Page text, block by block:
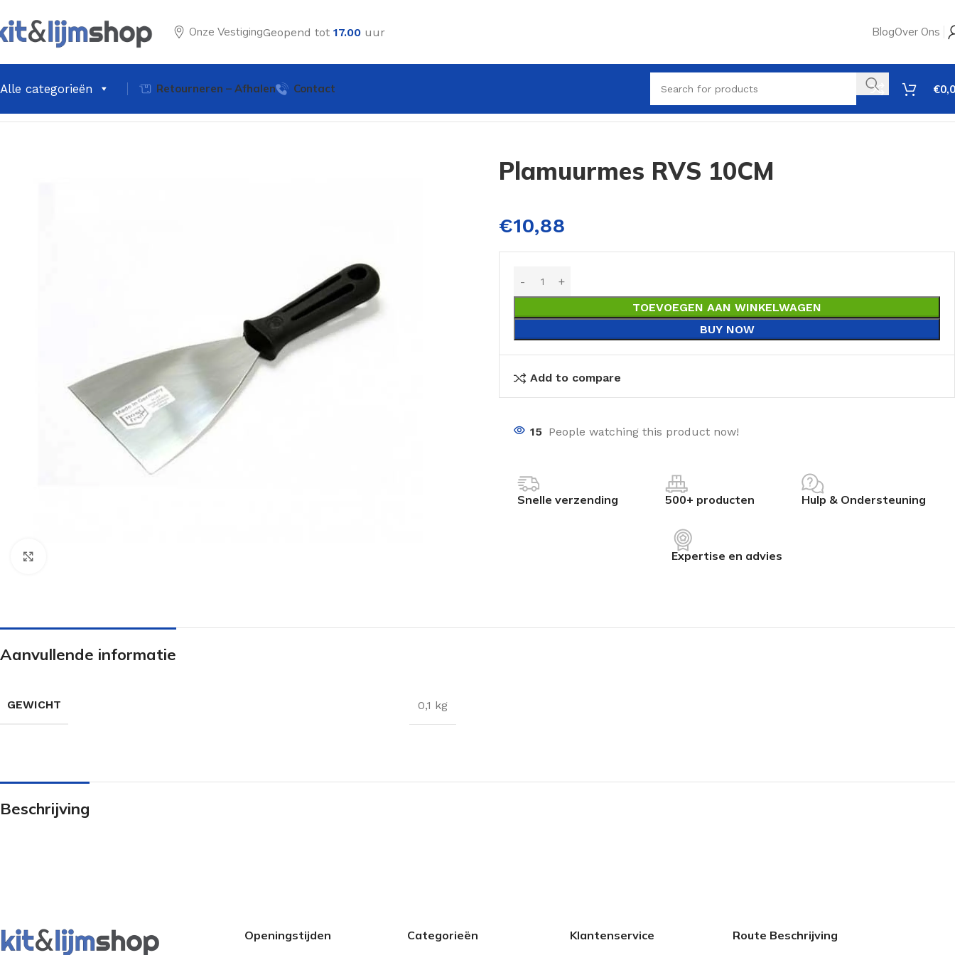
Onze VestigingGeopend tot 17.00 uur BlogOver Ons
Alle categorieën Retourneren – Afhalen Contact €
Plamuurmes RVS 10CM
€10,88
TOEVOEGEN AAN WINKELWAGEN
BUY NOW
Add to compare
15 People watching this product now!
Snelle verzending 500+ producten Hulp & Ondersteuning
Expertise en advies
Aanvullende informatie
GEWICHT 0,1 kg
Beschrijving
Openingstijden Categorieën Klantenservice Route Beschrijving